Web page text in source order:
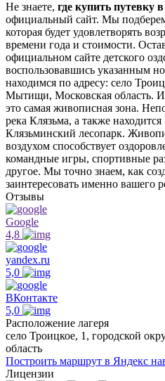
Не знаете, где купить путевку
официальный сайт. Мы
которая будет удовлетворять
времени года и стоимости.
официальном сайте детского
воспользовавшись указанным
находимся по адресу: село
Мытищи, Московская область.
это самая живописная зона.
река Клязьма, а также
Клязьминский лесопарк.
воздухом способствует
командные игры, спортивные
другое. Мы точно знаем, как
заинтересовать именно вашего
Отзывы
Google
4,8
yandex.ru
5,0
ВКонтакте
5,0
Расположение лагеря
село Троицкое, 1, городской
область
Построить маршрут в Яндекс
Лицензии